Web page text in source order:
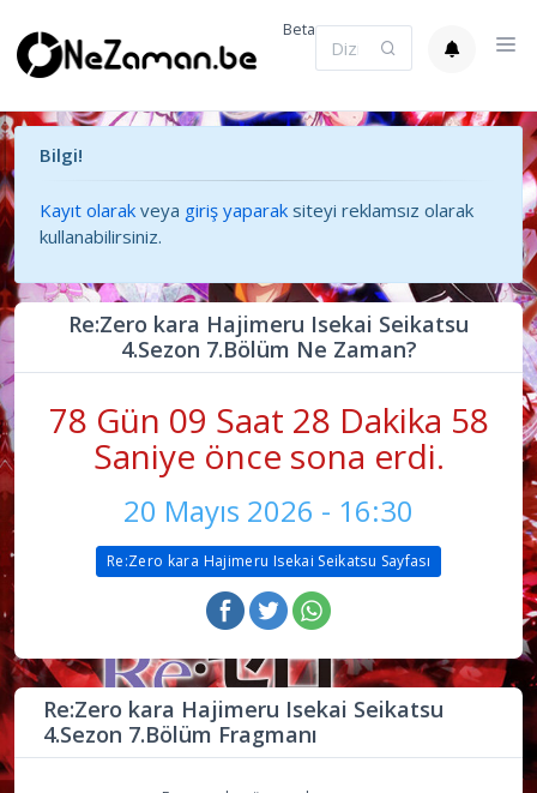
Beta
Bilgi!
Kayıt olarak veya giriş yaparak siteyi reklamsız olarak
kullanabilirsiniz.
Re:Zero kara Hajimeru Isekai Seikatsu
4.Sezon 7.Bölüm Ne Zaman?
78 Gün 09 Saat 28 Dakika 58
Saniye önce sona erdi.
20 Mayıs 2026 - 16:30
Re:Zero kara Hajimeru Isekai Seikatsu Sayfası
Re:Zero kara Hajimeru Isekai Seikatsu
4.Sezon 7.Bölüm Fragmanı